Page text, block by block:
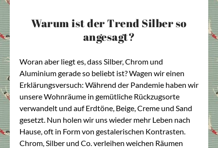
Warum ist der Trend Silber so
angesagt?
Woran aber liegt es, dass Silber, Chrom und
Aluminium gerade so beliebt ist? Wagen wir einen
Erklärungsversuch: Während der Pandemie haben wir
unsere Wohnräume in gemütliche Rückzugsorte
verwandelt und auf Erdtöne, Beige, Creme und Sand
gesetzt. Nun holen wir uns wieder mehr Leben nach
Hause, oft in Form von gestalerischen Kontrasten.
Chrom, Silber und Co. verleihen weichen Räumen